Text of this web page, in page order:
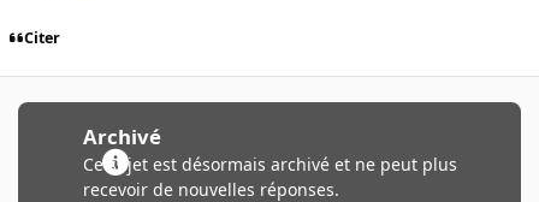
Citer
Archivé
Ce sujet est désormais archivé et ne peut plus
recevoir de nouvelles réponses.